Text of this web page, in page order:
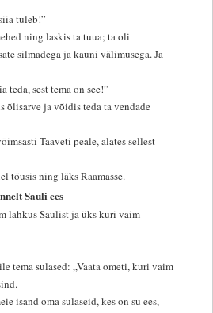
tuleb!”
ning laskis ta tuua; ta oli
silmadega ja kauni välimusega. Ja
teda, sest tema on see!”
õlisarve ja võidis teda ta vendade
Taaveti peale, alates sellest
tõusis ning läks Raamasse.
Sauli ees
lahkus Saulist ja üks kuri vaim
tema sulased: „Vaata ometi, kuri vaim
isand oma sulaseid, kes on su ees,